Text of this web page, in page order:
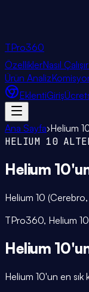
TPro360
ÖzelliklerNasıl Çalışır
Ürün Analiz
EklentiGiriş
Ana Sayfa›Helium
HELIUM 10
Helium
Helium 10
TPro360, Helium
Helium
Helium 10'un en sık